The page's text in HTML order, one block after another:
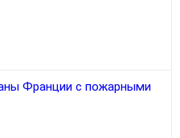
Франции с пожарными